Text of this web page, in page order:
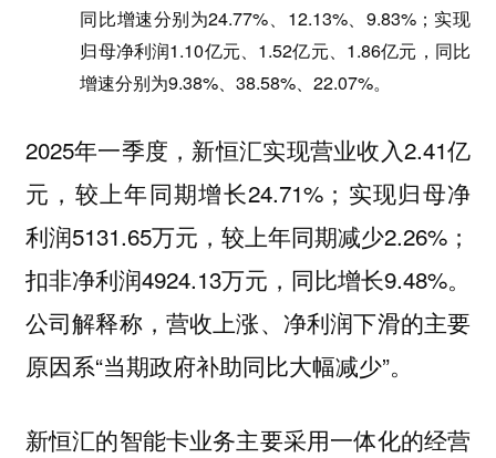
同比增速分别为24.77%、12.13%、9.83%；实现
归母净利润1.10亿元、1.52亿元、1.86亿元，同比
增速分别为9.38%、38.58%、22.07%。
2025年一季度，新恒汇实现营业收入2.41亿
元，较上年同期增长24.71%；实现归母净
利润5131.65万元，较上年同期减少2.26%；
扣非净利润4924.13万元，同比增长9.48%。
公司解释称，营收上涨、净利润下滑的主要
原因系“当期政府补助同比大幅减少”。
新恒汇的智能卡业务主要采用一体化的经营